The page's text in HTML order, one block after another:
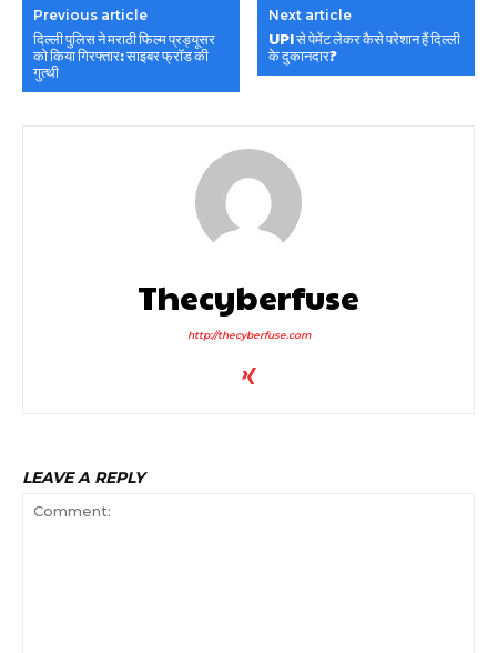
Previous article
दिल्ली पुलिस ने मराठी फिल्म प्रड्यूसर
को किया गिरफ्तार: साइबर फ्रॉड की
गुत्थी
Next article
UPI से पेमेंट लेकर कैसे परेशान हैं दिल्ली
के दुकानदार?
Thecyberfuse
http://thecyberfuse.com
LEAVE A REPLY